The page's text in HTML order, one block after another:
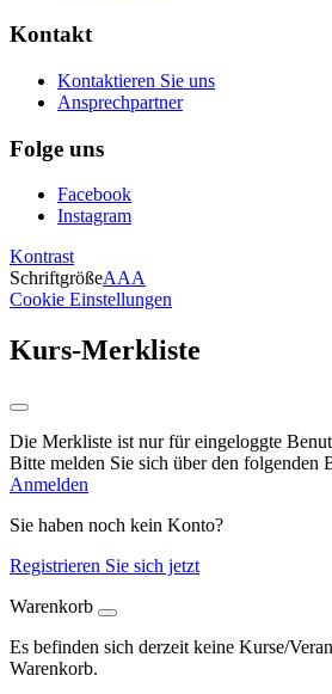
Kontakt
Kontaktieren Sie uns
Ansprechpartner
Folge uns
Facebook
Instagram
Kontrast
SchriftgrößeAAA
Cookie Einstellungen
Kurs-Merkliste
Die Merkliste ist nur für eingeloggte
Bitte melden Sie sich über den folgenden
Anmelden
Sie haben noch kein Konto?
Registrieren Sie sich jetzt
Warenkorb
Es befinden sich derzeit keine Kurse/
Warenkorb.